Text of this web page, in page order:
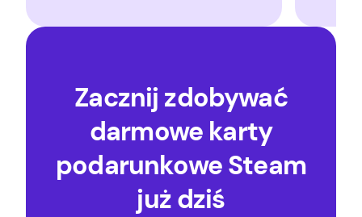
Zacznij zdobywać
darmowe karty
podarunkowe Steam
już dziś